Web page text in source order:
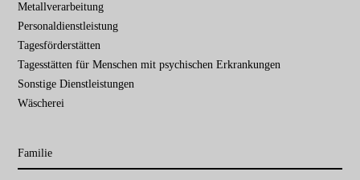
Metallverarbeitung
Personaldienstleistung
Tagesförderstätten
Tagesstätten für Menschen mit psychischen Erkrankungen
Sonstige Dienstleistungen
Wäscherei
Familie